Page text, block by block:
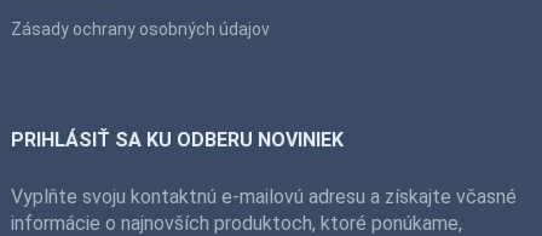
Zásady ochrany osobných údajov
PRIHLÁSIŤ SA KU ODBERU NOVINIEK
Vyplňte svoju kontaktnú e-mailovú adresu a získajte včasné
informácie o najnovších produktoch, ktoré ponúkame,